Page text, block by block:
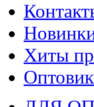
Хиты